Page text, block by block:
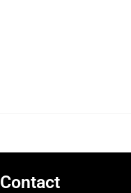
Contact